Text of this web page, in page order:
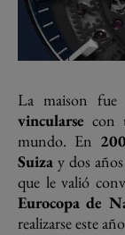
La maison
vincularse con
mundo. En
Suiza y dos
que le valió
Eurocopa de
realizarse este